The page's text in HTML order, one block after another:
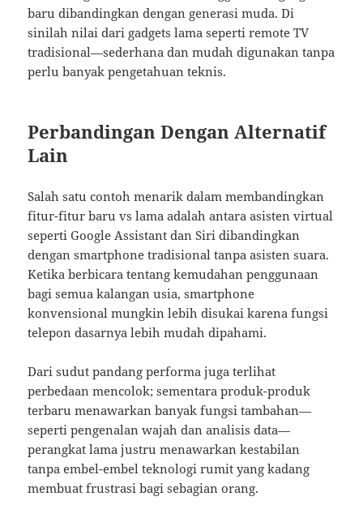
baru dibandingkan dengan generasi muda. Di
sinilah nilai dari gadgets lama seperti remote TV
tradisional—sederhana dan mudah digunakan tanpa
perlu banyak pengetahuan teknis.
Perbandingan Dengan Alternatif
Lain
Salah satu contoh menarik dalam membandingkan
fitur-fitur baru vs lama adalah antara asisten virtual
seperti Google Assistant dan Siri dibandingkan
dengan smartphone tradisional tanpa asisten suara.
Ketika berbicara tentang kemudahan penggunaan
bagi semua kalangan usia, smartphone
konvensional mungkin lebih disukai karena fungsi
telepon dasarnya lebih mudah dipahami.
Dari sudut pandang performa juga terlihat
perbedaan mencolok; sementara produk-produk
terbaru menawarkan banyak fungsi tambahan—
seperti pengenalan wajah dan analisis data—
perangkat lama justru menawarkan kestabilan
tanpa embel-embel teknologi rumit yang kadang
membuat frustrasi bagi sebagian orang.